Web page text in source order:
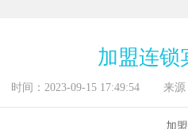
加盟连锁
时间：2023-09-15 17:49:54 来源